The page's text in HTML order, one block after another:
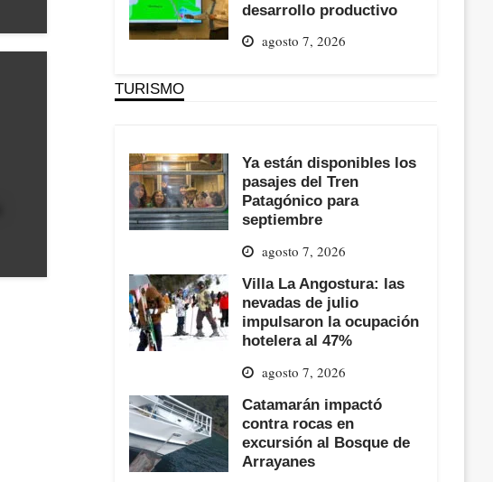
desarrollo productivo
agosto 7, 2026
TURISMO
Ya están disponibles los
pasajes del Tren
Patagónico para
septiembre
agosto 7, 2026
Villa La Angostura: las
nevadas de julio
impulsaron la ocupación
hotelera al 47%
agosto 7, 2026
Catamarán impactó
contra rocas en
excursión al Bosque de
Arrayanes